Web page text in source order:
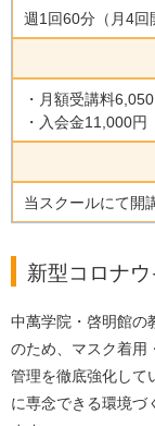
週1回60分（月4回
・月額受講料
・入会金11,000円
当スクールにて開
新型コロナ
中萬学院・啓明館の
のため、マスク着用
管理を徹底強化して
に専念できる環境づ